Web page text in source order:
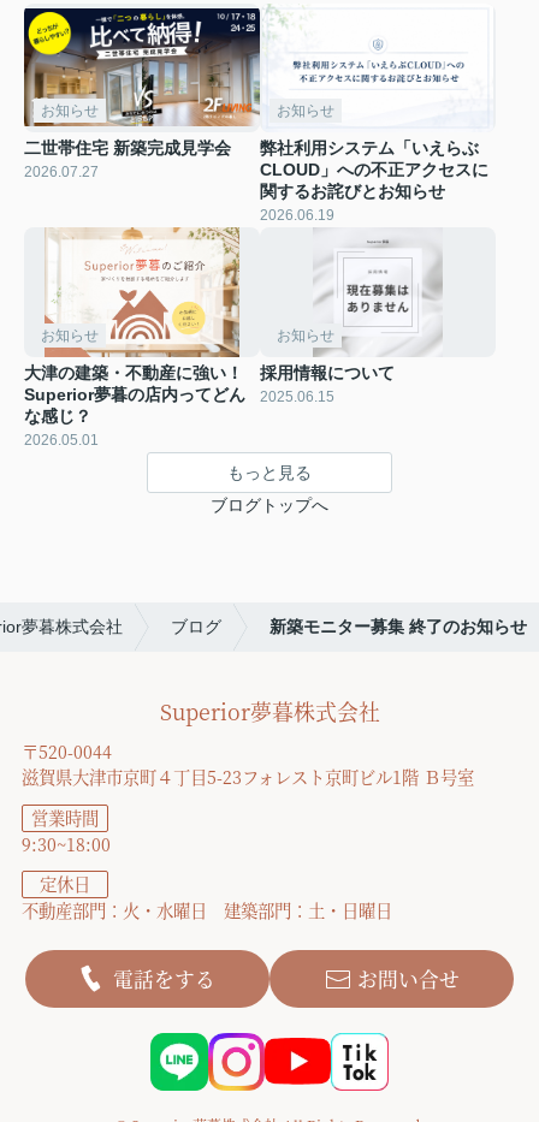
お知らせ
二世帯住宅 新築完成見学会
2026.07.27
お知らせ
弊社利用システム「いえらぶ
CLOUD」への不正アクセスに
関するお詫びとお知らせ
2026.06.19
お知らせ
大津の建築・不動産に強い！
Superior夢暮の店内ってどん
な感じ？
2026.05.01
お知らせ
採用情報について
2025.06.15
もっと見る
ブログトップへ
夢暮株式会社 ブログ 新築モニター募集 終了のお知らせ
Superior夢暮株式会社
〒520-0044
滋賀県大津市京町４丁目5-23フォレスト京町ビル1階 Ｂ号室
営業時間
9:30~18:00
定休日
不動産部門：火・水曜日 建築部門：土・日曜日
電話をする お問い合せ